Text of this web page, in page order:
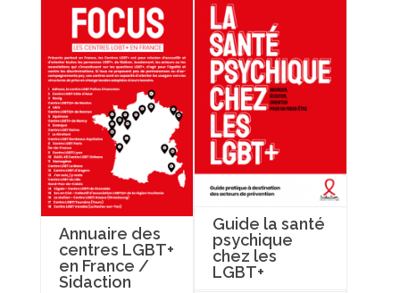
Annuaire des
centres LGBT+
en France /
Sidaction
Guide la santé
psychique
chez les
LGBT+